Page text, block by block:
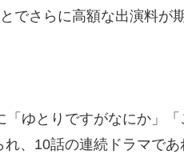
でさらに高額な出演料
ゆとりですがなにか」
れ、10話の連続ドラマで